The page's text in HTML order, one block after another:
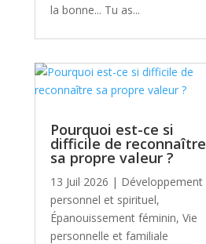
la bonne... Tu as...
Pourquoi est-ce si
difficile de reconnaître
sa propre valeur ?
13 Juil 2026 | Développement
personnel et spirituel,
Épanouissement féminin, Vie
personnelle et familiale